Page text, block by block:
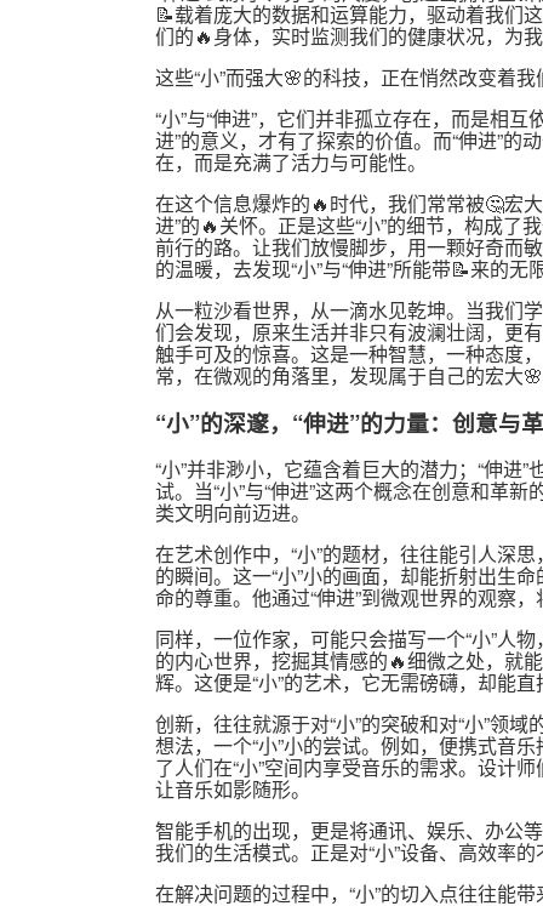
📝载着庞大的数据和运算能力，驱动着我们
们的🔥身体，实时监测我们的健康状况，为
这些“小”而强大🌸的科技，正在悄然改变着
“小”与“伸进”，它们并非孤立存在，而是相
进”的意义，才有了探索的价值。而“伸进”的
在，而是充满了活力与可能性。
在这个信息爆炸的🔥时代，我们常常被🤔宏
进”的🔥关怀。正是这些“小”的细节，构成了
前行的路。让我们放慢脚步，用一颗好奇而
的温暖，去发现“小”与“伸进”所能带📝来的无
从一粒沙看世界，从一滴水见乾坤。当我们
们会发现，原来生活并非只有波澜壮阔，更
触手可及的惊喜。这是一种智慧，一种态度
常，在微观的角落里，发现属于自己的宏大
“小”的深邃，“伸进”的力量：创意与
“小”并非渺小，它蕴含着巨大的潜力；“伸进
试。当“小”与“伸进”这两个概念在创意和革
类文明向前迈进。
在艺术创作中，“小”的题材，往往能引人深
的瞬间。这一“小”小的画面，却能折射出生
命的尊重。他通过“伸进”到微观世界的观察
同样，一位作家，可能只会描写一个“小”人
的内心世界，挖掘其情感的🔥细微之处，就
辉。这便是“小”的艺术，它无需磅礴，却能
创新，往往就源于对“小”的突破和对“小”领
想法，一个“小”小的尝试。例如，便携式音
了人们在“小”空间内享受音乐的需求。设计
让音乐如影随形。
智能手机的出现，更是将通讯、娱乐、办公
我们的生活模式。正是对“小”设备、高效率
在解决问题的过程中，“小”的切入点往往能